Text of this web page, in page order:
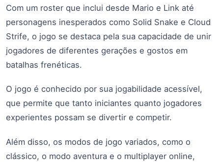
Com um roster que inclui desde Mario e Link até
personagens inesperados como Solid Snake e Cloud
Strife, o jogo se destaca pela sua capacidade de unir
jogadores de diferentes gerações e gostos em
batalhas frenéticas.
O jogo é conhecido por sua jogabilidade acessível,
que permite que tanto iniciantes quanto jogadores
experientes possam se divertir e competir.
Além disso, os modos de jogo variados, como o
clássico, o modo aventura e o multiplayer online,